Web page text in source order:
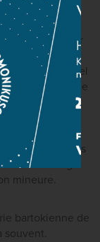
nationale
ce počme
conçu par
autrichien. On
de György Lehel
idiomatique
á la tete de
le Concerto
chez Philips),
fine et moins
davantage
mineure.
bartokienne de